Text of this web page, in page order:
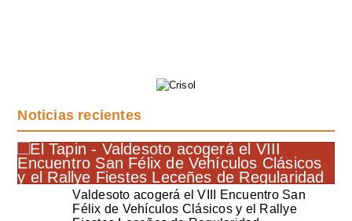
Noticias recientes
Valdesoto acogerá el VIII Encuentro San
Félix de Vehículos Clásicos y el Rallye